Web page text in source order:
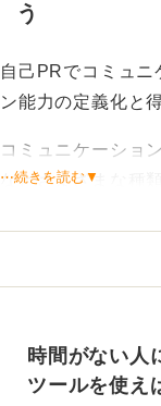
う
自己PRでコミュニ
ン能力の定義化と
コミュニケーショ
などさまざまな種
ります。ただ話す
て初めて評価され
⋯続きを読む▼
時間がない人
ツールを使え